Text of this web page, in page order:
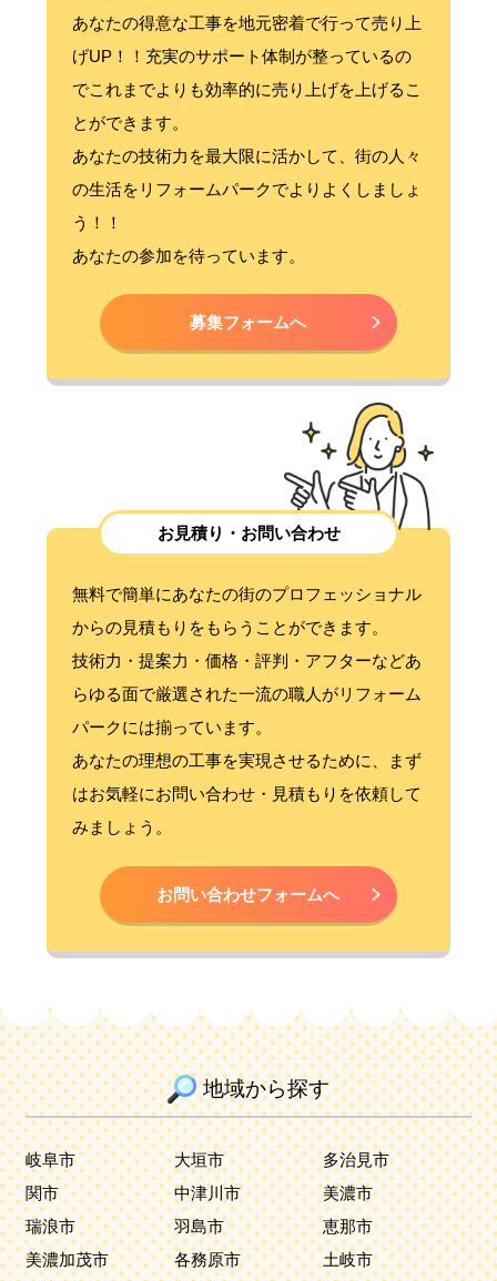
あなたの得意な工事を地元密着で行って売り上
げUP！！充実のサポート体制が整っているの
でこれまでよりも効率的に売り上げを上げるこ
とができます。
あなたの技術力を最大限に活かして、街の人々
の生活をリフォームパークでよりよくしましょ
う！！
あなたの参加を待っています。
募集フォームへ
お見積り・お問い合わせ
無料で簡単にあなたの街のプロフェッショナル
からの見積もりをもらうことができます。
技術力・提案力・価格・評判・アフターなどあ
らゆる面で厳選された一流の職人がリフォーム
パークには揃っています。
あなたの理想の工事を実現させるために、まず
はお気軽にお問い合わせ・見積もりを依頼して
みましょう。
お問い合わせフォームへ
地域から探す
岐阜市 大垣市
多治見市
関市
中津川市
美濃市
瑞浪市
羽島市
恵那市
美濃加茂市
各務原市
土岐市